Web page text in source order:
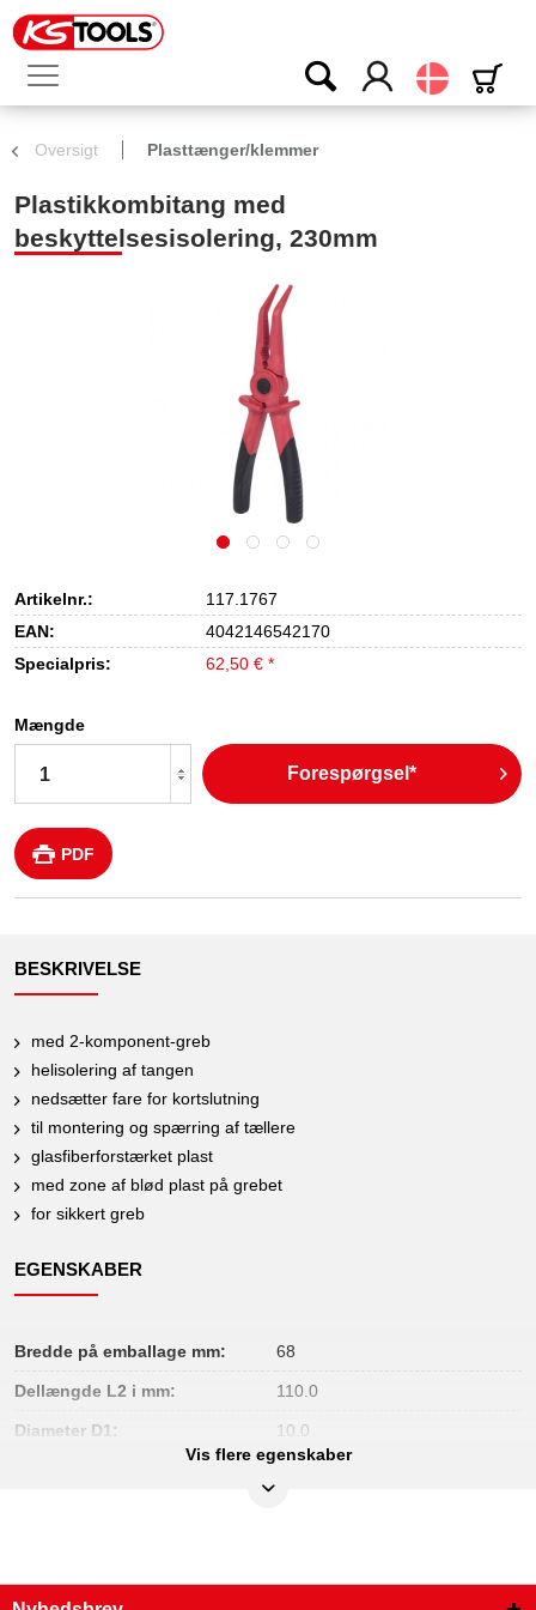
Dansk
Oversigt Plasttænger/klemmer
Plastikkombitang med
beskyttelsesisolering, 230mm
Artikelnr.:
117.1767
EAN:
4042146542170
Specialpris:
62,50 € *
Mængde
Forespørgsel*
PDF
BESKRIVELSE
med 2-komponent-greb
helisolering af tangen
nedsætter fare for kortslutning
til montering og spærring af tællere
glasfiberforstærket plast
med zone af blød plast på grebet
for sikkert greb
EGENSKABER
Bredde på emballage mm: 68
Dellængde L2 i mm: 110.0
Diameter D1: 10.0
Højde på emballage mm: 36
Vis flere egenskaber